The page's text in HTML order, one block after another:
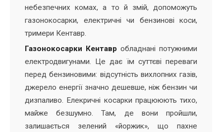
небезпечних комах, а то й змій, допоможуть
газонокосарки, електричні чи бензинові коси,
тримери Кентавр.
Газонокосарки Кентавр обладнані потужними
електродвигунами. Це дає їм суттєві переваги
перед бензиновими: відсутність вихлопних газів,
джерело енергії значно дешевше, ніж бензин чи
дизпаливо. Елекричні косарки працююють тихо,
майже безшумно. Там, де вони пройшли,
залишається зелений «йоржик», що пахне